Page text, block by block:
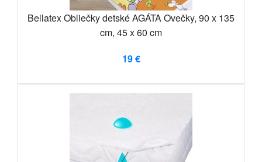
Bellatex Obliečky detské AGÁTA Ovečky, 90 x 135
cm, 45 x 60 cm
19 €